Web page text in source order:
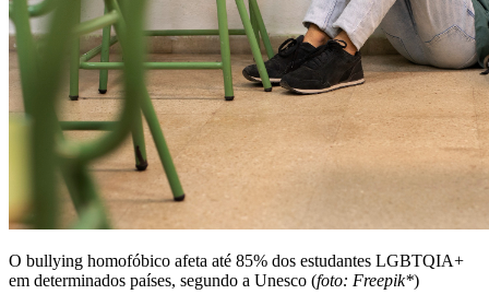
O bullying homofóbico afeta até 85% dos estudantes LGBTQIA+
em determinados países, segundo a Unesco (foto: Freepik*)